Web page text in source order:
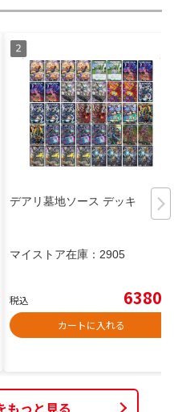
デアリ墓地ソース デッキ
マイストア在庫： 2905
税込 6380
カートに入れる
もっと見る